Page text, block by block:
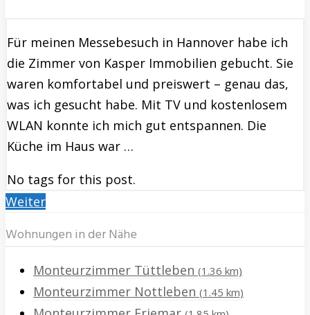
Für meinen Messebesuch in Hannover habe ich
die Zimmer von Kasper Immobilien gebucht. Sie
waren komfortabel und preiswert – genau das,
was ich gesucht habe. Mit TV und kostenlosem
WLAN konnte ich mich gut entspannen. Die
Küche im Haus war …
No tags for this post.
Weiter
Wohnungen in der Nähe
Monteurzimmer Tüttleben (1.36 km)
Monteurzimmer Nottleben (1.45 km)